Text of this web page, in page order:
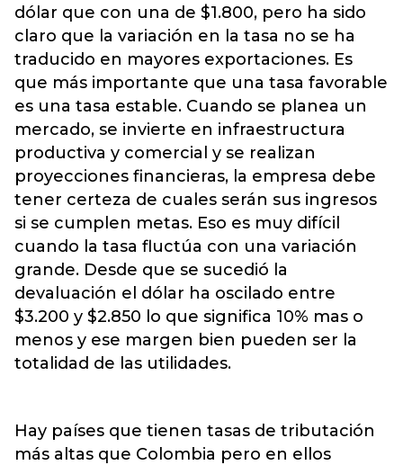
dólar que con una de $1.800, pero ha sido
claro que la variación en la tasa no se ha
traducido en mayores exportaciones. Es
que más importante que una tasa favorable
es una tasa estable. Cuando se planea un
mercado, se invierte en infraestructura
productiva y comercial y se realizan
proyecciones financieras, la empresa debe
tener certeza de cuales serán sus ingresos
si se cumplen metas. Eso es muy difícil
cuando la tasa fluctúa con una variación
grande. Desde que se sucedió la
devaluación el dólar ha oscilado entre
$3.200 y $2.850 lo que significa 10% mas o
menos y ese margen bien pueden ser la
totalidad de las utilidades.
Hay países que tienen tasas de tributación
más altas que Colombia pero en ellos